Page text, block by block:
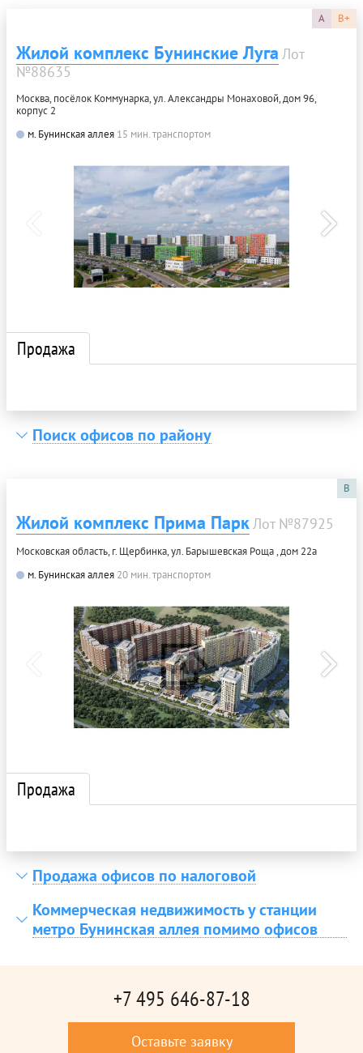
A B+
Жилой комплекс Бунинские Луга Лот
№88635
Москва, посёлок Коммунарка, ул. Александры Монаховой, дом 96,
корпус 2
м. Бунинская аллея 15 мин. транспортом
Продажа
Поиск офисов по району
B
Жилой комплекс Прима ПаркЛот №87925
Московская область, г. Щербинка, ул. Барышевская Роща , дом 22а
м. Бунинская аллея 20 мин. транспортом
Продажа
Продажа офисов по налоговой
Коммерческая недвижимость у станции
метро Бунинская аллея помимо офисов
+7 495 646-87-18
Оставьте заявку